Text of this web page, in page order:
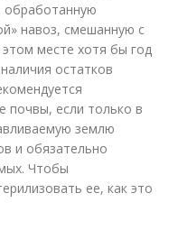
обработанную
навоз, смешанную с
месте хотя бы год
остатков
почвы, если только в
землю
и обязательно
Чтобы
ее, как это